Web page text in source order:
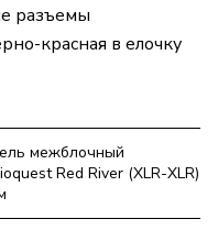
разъемы
красная в елочку
межблочный
Red River (XLR-XLR)